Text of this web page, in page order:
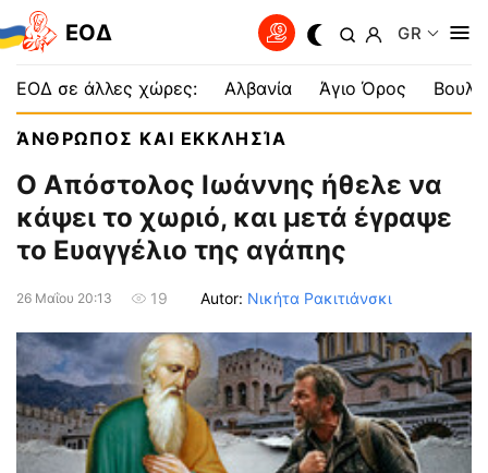
EOΔ GR
ΕΟΔ σε άλλες χώρες: Αλβανία Άγιο Όρος
ΆΝΘΡΩΠΟΣ ΚΑΙ ΕΚΚΛΗΣΊΑ
Ο Απόστολος Ιωάννης ήθελε να
κάψει το χωριό, και μετά έγραψε
το Ευαγγέλιο της αγάπης
26 Μαΐου 20:13 19 Autor: Νικήτα Ρακιτιάνσκι